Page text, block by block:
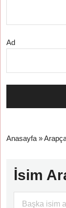
Ad
Anasayfa »
İsim